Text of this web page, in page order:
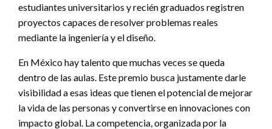
estudiantes universitarios y recién graduados registren
proyectos capaces de resolver problemas reales
mediante la ingeniería y el diseño.
En México hay talento que muchas veces se queda
dentro de las aulas. Este premio busca justamente darle
visibilidad a esas ideas que tienen el potencial de mejorar
la vida de las personas y convertirse en innovaciones con
impacto global. La competencia, organizada por la